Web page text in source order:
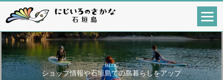
BLOG
ショップ情報や石垣島での島暮らしをアップ